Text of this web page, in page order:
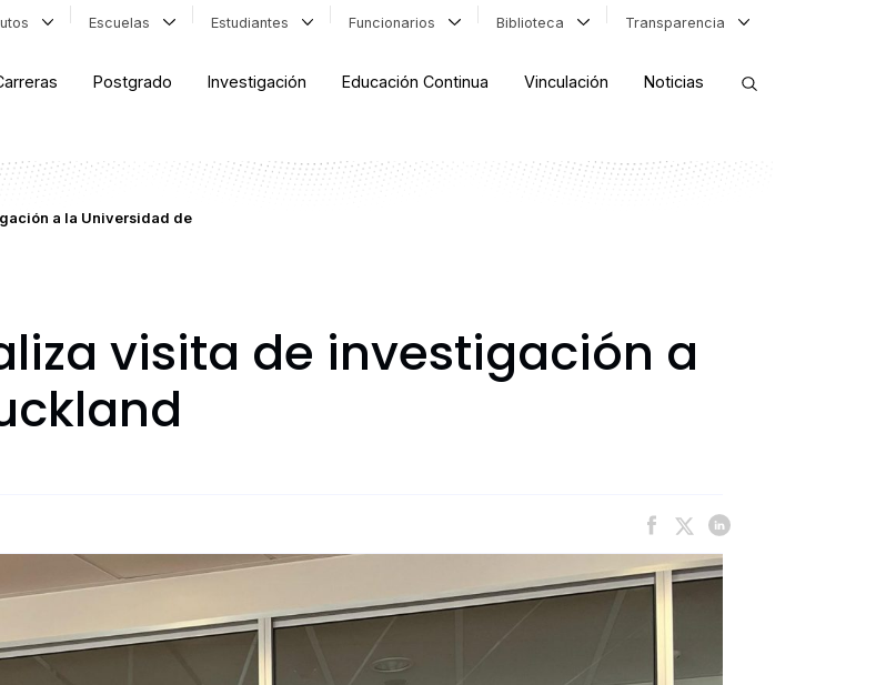
Escuelas Estudiantes Funcionarios Biblioteca Transparencia
Postgrado Investigación Educación Continua Vinculación Noticias
a la Universidad de
visita de investigación a